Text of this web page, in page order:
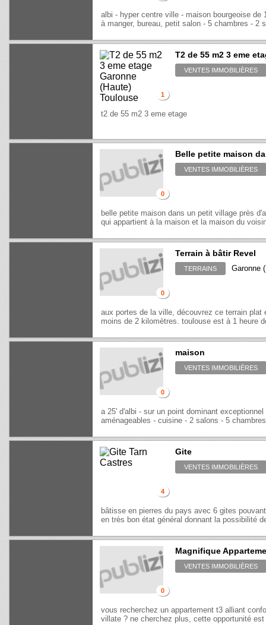
albi - hyper centre ville - maison bourgeoise
à manger, bureau, petit salon - 5 chambres - 2
1
T2 de 55 m2 3 eme
VENTES IMMOBILIÈRES
t2 de 55 m2 3 eme etage
0
Belle petite maison
VENTES IMMOBILIÈRES
belle petite maison dans un petit village près
qui appartient à la maison et la maison du
0
Terrain à bâtir Revel
TERRAINS Garonne
aux portes de la ville, découvrez ce terrain
moins de 2 kilomètres. toulouse est à 1 heure
0
maison
VENTES IMMOBILIÈRES
a 25' d'albi - sur un point dominant
aménageables - cuisine - 2 salons - 5
4
Gite
VENTES IMMOBILIÈRES
bâtisse en pierres du pays avec 6 gites
en très bon état général donnant la possibilité
0
Magnifique
VENTES IMMOBILIÈRES
vous recherchez un appartement t3 alliant
villate ? ne cherchez plus, cette opportunité